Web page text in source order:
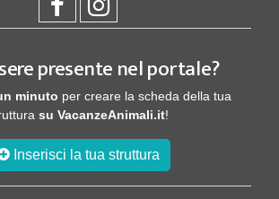
presente nel portale?
minuto per creare la scheda della tua
su VacanzeAnimali.it!
Inserisci la tua struttura